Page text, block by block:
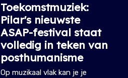
Toekomstmuziek:
Pilar's nieuwste
ASAP-festival staat
volledig in teken van
posthumanisme
Op muzikaal vlak kan je je